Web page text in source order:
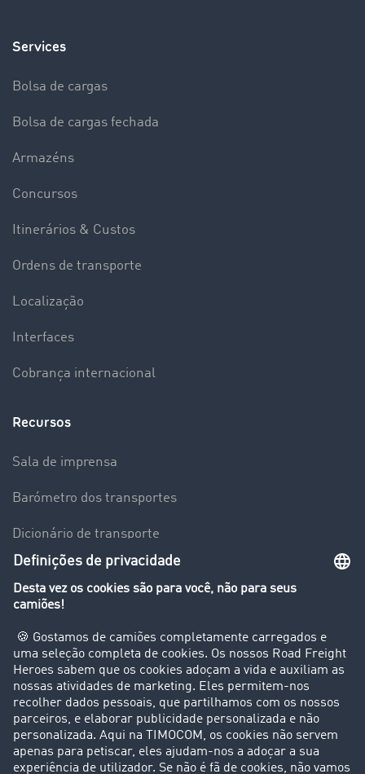
Services
Bolsa de cargas
Bolsa de cargas fechada
Armazéns
Concursos
Itinerários & Custos
Ordens de transporte
Localização
Interfaces
Cobrança internacional
Recursos
Sala de imprensa
Barómetro dos transportes
Dicionário de transporte
Visão geral da Bolsa de Cargas
Clientes recomendam clientes
Casos de sucesso
Suporte